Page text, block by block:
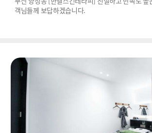
객님들께 보답하겠습니다.